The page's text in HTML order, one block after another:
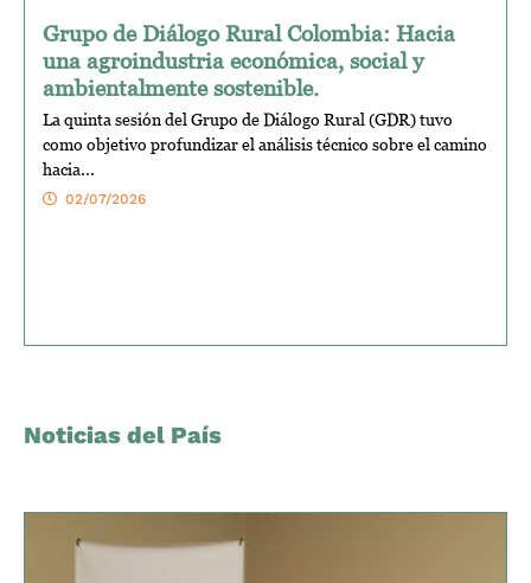
Grupo de Diálogo Rural Colombia: Hacia
una agroindustria económica, social y
ambientalmente sostenible.
La quinta sesión del Grupo de Diálogo Rural (GDR) tuvo
como objetivo profundizar el análisis técnico sobre el camino
hacia...
02/07/2026
Noticias del País